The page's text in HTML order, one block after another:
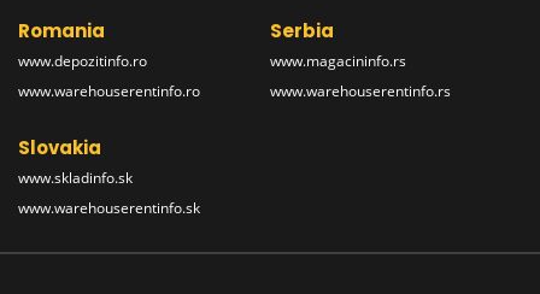
Romania
www.depozitinfo.ro
www.warehouserentinfo.ro
Serbia
www.magacininfo.rs
www.warehouserentinfo.rs
Slovakia
www.skladinfo.sk
www.warehouserentinfo.sk